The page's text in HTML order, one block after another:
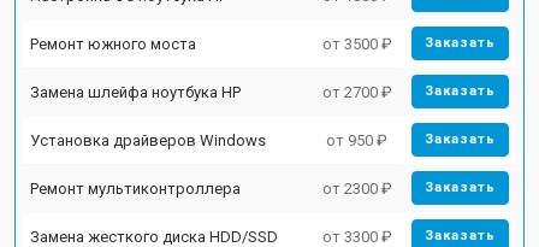
Ремонт южного моста от 3500 ₽ Заказать
Замена шлейфа ноутбука HP от 2700 ₽ Заказать
Установка драйверов Windows от 950 ₽ Заказать
Ремонт мультиконтроллера от 2300 ₽ Заказать
Замена жесткого диска HDD/SSD от 3300 ₽ Заказать